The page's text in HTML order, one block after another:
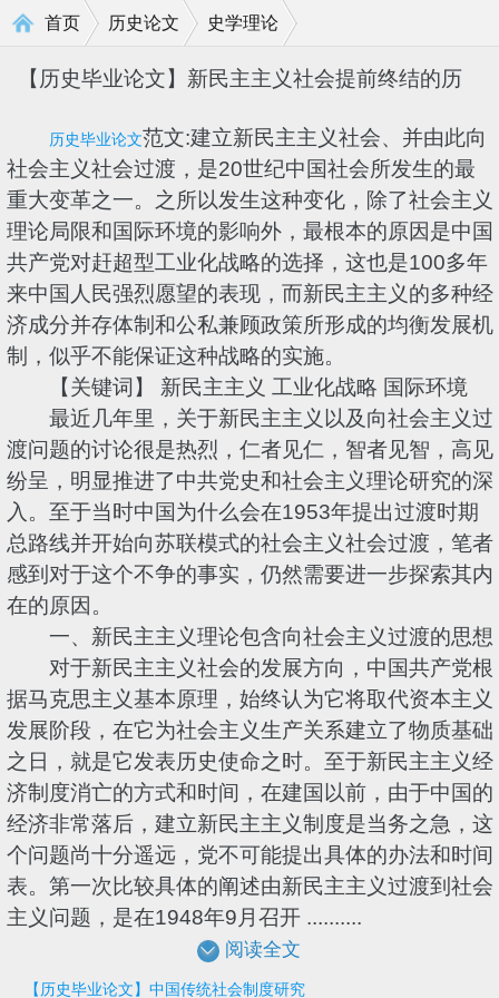
首页 历史论文 史学理论
【历史毕业论文】新民主主义社会提前终结的历
历史毕业论文范文:建立新民主主义社会、并由此向
社会主义社会过渡，是20世纪中国社会所发生的最
重大变革之一。之所以发生这种变化，除了社会主义
理论局限和国际环境的影响外，最根本的原因是中国
共产党对赶超型工业化战略的选择，这也是100多年
来中国人民强烈愿望的表现，而新民主主义的多种经
济成分并存体制和公私兼顾政策所形成的均衡发展机
制，似乎不能保证这种战略的实施。
【关键词】 新民主主义 工业化战略 国际环境
最近几年里，关于新民主主义以及向社会主义过
渡问题的讨论很是热烈，仁者见仁，智者见智，高见
纷呈，明显推进了中共党史和社会主义理论研究的深
入。至于当时中国为什么会在1953年提出过渡时期
总路线并开始向苏联模式的社会主义社会过渡，笔者
感到对于这个不争的事实，仍然需要进一步探索其内
在的原因。
一、新民主主义理论包含向社会主义过渡的思想
对于新民主主义社会的发展方向，中国共产党根
据马克思主义基本原理，始终认为它将取代资本主义
发展阶段，在它为社会主义生产关系建立了物质基础
之日，就是它发表历史使命之时。至于新民主主义经
济制度消亡的方式和时间，在建国以前，由于中国的
经济非常落后，建立新民主主义制度是当务之急，这
个问题尚十分遥远，党不可能提出具体的办法和时间
表。第一次比较具体的阐述由新民主主义过渡到社会
主义问题，是在1948年9月召开 ..........
阅读全文
【历史毕业论文】中国传统社会制度研究